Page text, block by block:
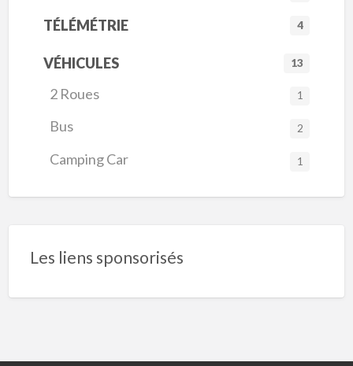
TÉLÉMÉTRIE 4
VÉHICULES 13
2 Roues 1
Bus 2
Camping Car 1
Les liens sponsorisés